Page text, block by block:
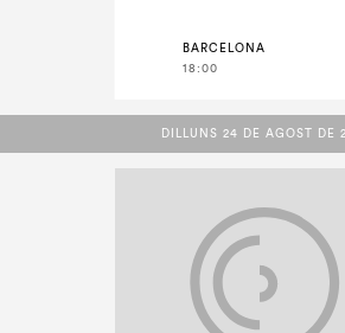
BARCELONA
18:00
DILLUNS 24 DE AGOST DE
DILLUNS 24 DE AGOST DE